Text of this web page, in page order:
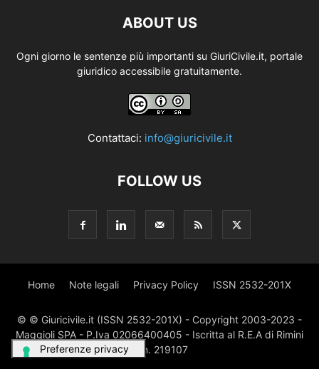
ABOUT US
Ogni giorno le sentenze più importanti su GiuriCivile.it, portale
giuridico accessibile gratuitamente.
Contattaci: info@giuricivile.it
FOLLOW US
Home Note legali Privacy Policy ISSN 2532-201X
© © Giuricivile.it (ISSN 2532-201X) - Copyright 2003-2023 -
Maggioli SPA - P.Iva 02066400405 - Iscritta al R.E.A di Rimini
al n. 219107